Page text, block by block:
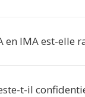
en IMA est-elle
t-il